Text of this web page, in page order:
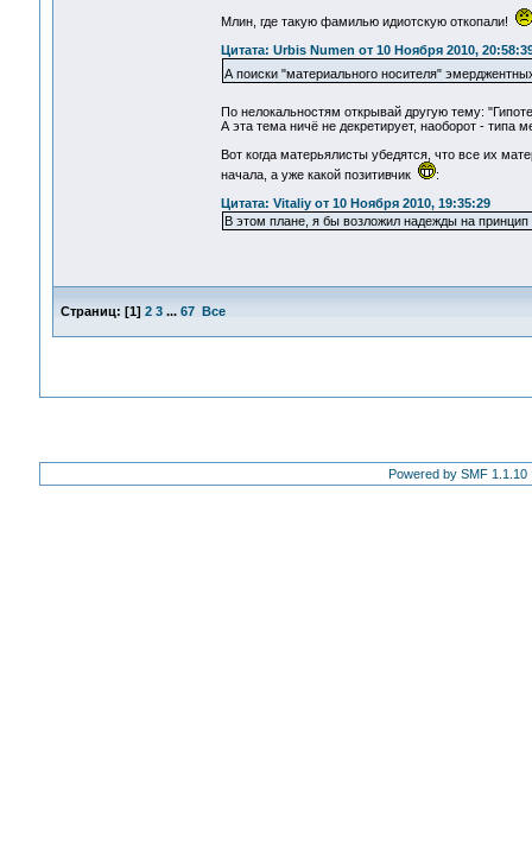
Млин, где такую фамилью идиотскую откопали!
Цитата: Urbis Numen от 10 Ноября 2010,
А поиски "материального носителя"
По нелокальностям открывай другую тему:
А эта тема ничё не декретирует, наоборот - типа
Вот когда матерьялисты убедятся, что все их
начала, а уже какой позитивчик
:
Цитата: Vitaliy от 10 Ноября 2010, 19:35:29
В этом плане, я бы возложил надежды на
Страниц: [1] 2 3 ... 67 Все
Powered by SMF 1.1.10